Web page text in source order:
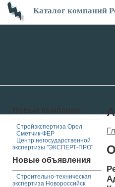
Каталог компаний
Стройэкспертиза Орел
Сметчик-ФЕР
Центр негосударственной
экспертизы "ЭКСПЕРТ-ПРО"
Новые объявления
Строительно-техническая
экспертиза Новороссийск